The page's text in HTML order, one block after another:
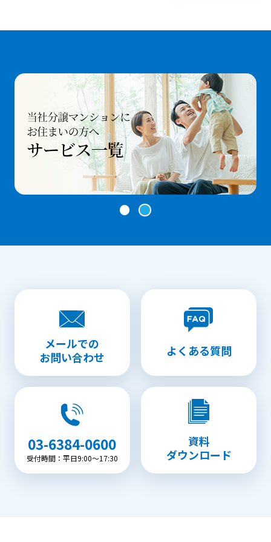
メールでの
お問い合わせ
よくある質問
03-6384-0600
受付時間：平日9:00〜17:30
資料
ダウンロード